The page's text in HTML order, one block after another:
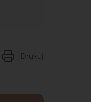
Drukuj